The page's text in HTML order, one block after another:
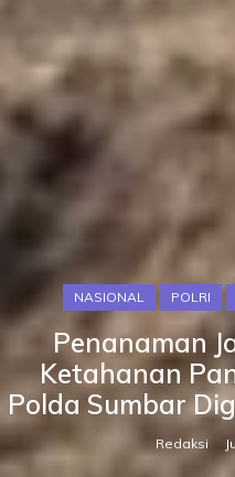
NASIONAL POLRI
Penanaman
Ketahanan
Polda Sumbar
Redaksi